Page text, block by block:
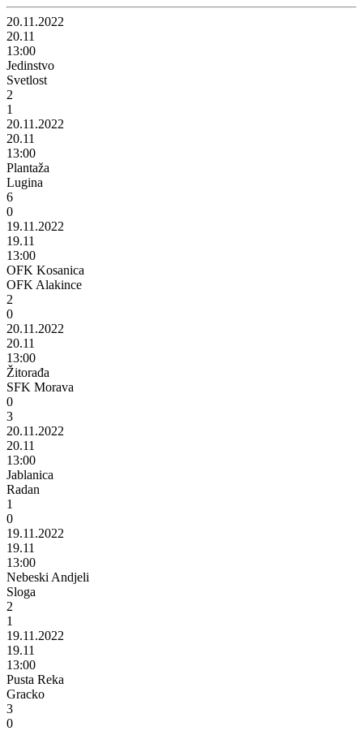
20.11.2022
20.11
13:00
Jedinstvo
Svetlost
2
1
20.11.2022
20.11
13:00
Plantaža
Lugina
6
0
19.11.2022
19.11
13:00
OFK Kosanica
OFK Alakince
2
0
20.11.2022
20.11
13:00
Žitorađa
SFK Morava
0
3
20.11.2022
20.11
13:00
Jablanica
Radan
1
0
19.11.2022
19.11
13:00
Nebeski Andjeli
Sloga
2
1
19.11.2022
19.11
13:00
Pusta Reka
Gracko
3
0